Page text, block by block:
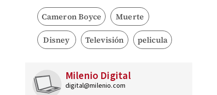
Cameron Boyce Muerte
Disney Televisión pelicula
Milenio Digital
digital@milenio.com